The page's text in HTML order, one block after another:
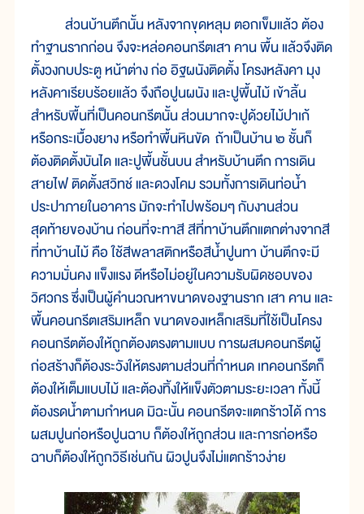
ส่วนบ้านตึกนั้น หลังจากขุดหลุม ตอกเข็มแล้ว ต้อง
ทำฐานรากก่อน จึงจะหล่อคอนกรีตเสา คาน พื้น แล้วจึงติด
ตั้งวงกบประตู หน้าต่าง ก่อ อิฐผนังติดตั้ง โครงหลังคา มุง
หลังคาเรียบร้อยแล้ว จึงถือปูนผนัง และปูพื้นไม้ เข้าลิ้น
สำหรับพื้นที่เป็นคอนกรีตนั้น ส่วนมากจะปูด้วยไม้ปาเก้
หรือกระเบื้องยาง หรือทำพื้นหินขัด ถ้าเป็นบ้าน ๒ ชั้นก็
ต้องติดตั้งบันได และปูพื้นชั้นบน สำหรับบ้านตึก การเดิน
สายไฟ ติดตั้งสวิทช์ และดวงโคม รวมทั้งการเดินท่อน้ำ
ประปาภายในอาคาร มักจะทำไปพร้อมๆ กับงานส่วน
สุดท้ายของบ้าน ก่อนที่จะทาสี สีที่ทาบ้านตึกแตกต่างจากสี
ที่ทาบ้านไม้ คือ ใช้สีพลาสติกหรือสีน้ำปูนทา บ้านตึกจะมี
ความมั่นคง แข็งแรง ดีหรือไม่อยู่ในความรับผิดชอบของ
วิศวกร ซึ่งเป็นผู้คำนวณหาขนาดของฐานราก เสา คาน และ
พื้นคอนกรีตเสริมเหล็ก ขนาดของเหล็กเสริมที่ใช้เป็นโครง
คอนกรีตต้องให้ถูกต้องตรงตามแบบ การผสมคอนกรีตผู้
ก่อสร้างก็ต้องระวังให้ตรงตามส่วนที่กำหนด เทคอนกรีตก็
ต้องให้เต็มแบบไม้ และต้องทิ้งให้แข็งตัวตามระยะเวลา ทั้งนี้
ต้องรดน้ำตามกำหนด มิฉะนั้น คอนกรีตจะแตกร้าวได้ การ
ผสมปูนก่อหรือปูนฉาบ ก็ต้องให้ถูกส่วน และการก่อหรือ
ฉาบก็ต้องให้ถูกวิธีเช่นกัน ผิวปูนจึงไม่แตกร้าวง่าย